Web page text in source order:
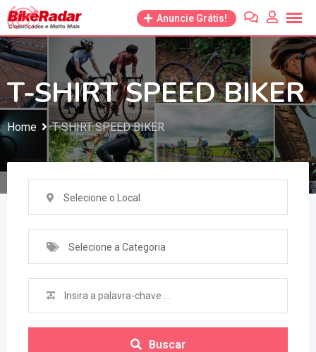
Anuncie Grátis!
T-SHIRT SPEED BIKER
Home T-SHIRT SPEED BIKER
Selecione o Local
Selecione a Categoria
Buscar